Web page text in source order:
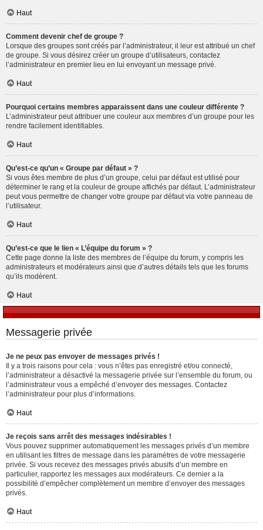
Haut
Comment devenir chef de groupe ?
Lorsque des groupes sont créés par l’administrateur, il leur est attribué un chef
de groupe. Si vous désirez créer un groupe d’utilisateurs, contactez
l’administrateur en premier lieu en lui envoyant un message privé.
Haut
Pourquoi certains membres apparaissent dans une couleur différente ?
L’administrateur peut attribuer une couleur aux membres d’un groupe pour les
rendre facilement identifiables.
Haut
Qu’est-ce qu’un « Groupe par défaut » ?
Si vous êtes membre de plus d’un groupe, celui par défaut est utilisé pour
déterminer le rang et la couleur de groupe affichés par défaut. L’administrateur
peut vous permettre de changer votre groupe par défaut via votre panneau de
l’utilisateur.
Haut
Qu’est-ce que le lien « L’équipe du forum » ?
Cette page donne la liste des membres de l’équipe du forum, y compris les
administrateurs et modérateurs ainsi que d’autres détails tels que les forums
qu’ils modèrent.
Haut
Messagerie privée
Je ne peux pas envoyer de messages privés !
Il y a trois raisons pour cela : vous n’êtes pas enregistré et/ou connecté,
l’administrateur a désactivé la messagerie privée sur l’ensemble du forum, ou
l’administrateur vous a empêché d’envoyer des messages. Contactez
l’administrateur pour plus d’informations.
Haut
Je reçois sans arrêt des messages indésirables !
Vous pouvez supprimer automatiquement les messages privés d’un membre
en utilisant les filtres de message dans les paramètres de votre messagerie
privée. Si vous recevez des messages privés abusifs d’un membre en
particulier, rapportez les messages aux modérateurs. Ce dernier a la
possibilité d’empêcher complètement un membre d’envoyer des messages
privés.
Haut